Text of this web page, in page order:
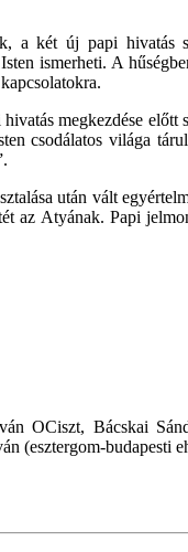
a két új papi hivatás
ismerheti. A
megkezdése
csodálatos világa
után vált
az Atyának. Papi
OCiszt, Bácskai
(esztergom-budapesti